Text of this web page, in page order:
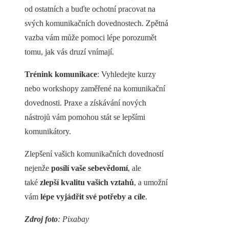
od ostatních a buďte ochotní pracovat na
svých komunikačních dovednostech. Zpětná
vazba vám může pomoci lépe porozumět
tomu, jak vás druzí vnímají.
Trénink komunikace: Vyhledejte kurzy
nebo workshopy zaměřené na komunikační
dovednosti. Praxe a získávání nových
nástrojů vám pomohou stát se lepšími
komunikátory.
Zlepšení vašich komunikačních dovedností
nejenže posílí vaše sebevědomí, ale
také zlepší kvalitu vašich vztahů, a umožní
vám lépe vyjádřit své potřeby a cíle.
Zdroj foto: Pixabay